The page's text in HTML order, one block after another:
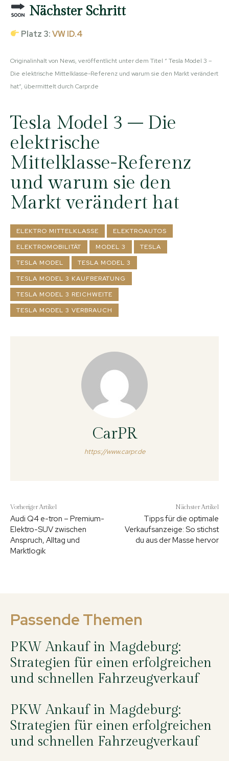
Nächster Schritt
Platz 3: VW ID.4
Originalinhalt von News, veröffentlicht unter dem Titel “ Tesla Model 3 –
Die elektrische Mittelklasse-Referenz und warum sie den Markt verändert
hat“, übermittelt durch Carpr.de
Tesla Model 3 – Die
elektrische
Mittelklasse-Referenz
und warum sie den
Markt verändert hat
ELEKTRO MITTELKLASSE
ELEKTROAUTOS
ELEKTROMOBILITÄT
MODEL 3
TESLA
TESLA MODEL
TESLA MODEL 3
TESLA MODEL 3 KAUFBERATUNG
TESLA MODEL 3 REICHWEITE
TESLA MODEL 3 VERBRAUCH
CarPR
https://www.carpr.de
Vorheriger Artikel
Audi Q4 e-tron – Premium-
Elektro-SUV zwischen
Anspruch, Alltag und
Marktlogik
Nächster Artikel
Tipps für die optimale
Verkaufsanzeige: So stichst
du aus der Masse hervor
Passende Themen
PKW Ankauf in Magdeburg:
Strategien für einen erfolgreichen
und schnellen Fahrzeugverkauf
PKW Ankauf in Magdeburg:
Strategien für einen erfolgreichen
und schnellen Fahrzeugverkauf